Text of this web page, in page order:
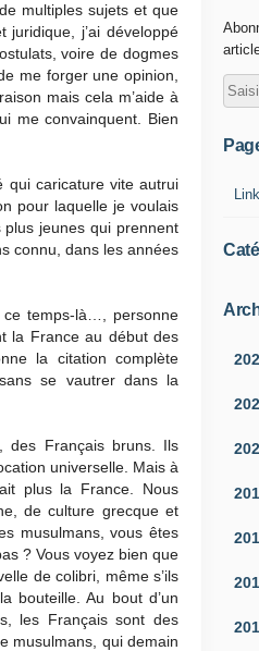
multiples sujets et que
juridique, j’ai développé
voire de dogmes
me forger une opinion,
mais cela m’aide à
me convainquent. Bien
qui caricature vite autrui
pour laquelle je voulais
jeunes qui prennent
connu, dans les années
ce temps-là…, personne
la France au début des
la citation complète
se vautrer dans la
des Français bruns. Ils
universelle. Mais à
plus la France. Nous
de culture grecque et
musulmans, vous êtes
? Vous voyez bien que
de colibri, même s’ils
bouteille. Au bout d’un
les Français sont des
musulmans, qui demain